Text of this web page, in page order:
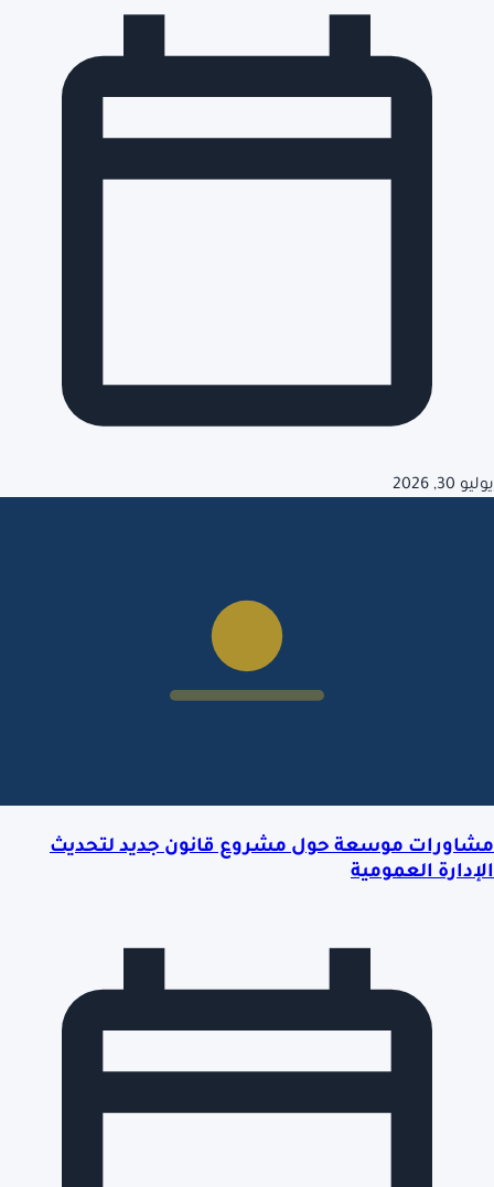
يوليو 30, 2026
مشاورات موسعة حول مشروع قانون جديد لتحديث
الإدارة العمومية